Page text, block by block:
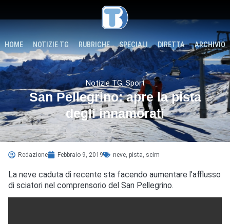
HOME NOTIZIE TG RUBRICHE SPECIALI DIRETTA ARCHIVIO
Notizie TG,Sport
San Pellegrino: apre la pista
degli innamorati
Redazione Febbraio 9, 2019 neve pista scim
La neve caduta di recente sta facendo aumentare l’afflusso
di sciatori nel comprensorio del San Pellegrino.